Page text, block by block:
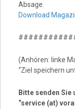
Absage.
Download
(Anhören: linke
“Ziel speichern
Bitte senden Sie
“service (at)